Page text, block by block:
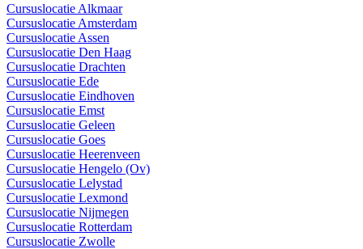
Cursuslocatie Alkmaar
Cursuslocatie Amsterdam
Cursuslocatie Assen
Cursuslocatie Den Haag
Cursuslocatie Drachten
Cursuslocatie Ede
Cursuslocatie Eindhoven
Cursuslocatie Emst
Cursuslocatie Geleen
Cursuslocatie Goes
Cursuslocatie Heerenveen
Cursuslocatie Hengelo (Ov)
Cursuslocatie Lelystad
Cursuslocatie Lexmond
Cursuslocatie Nijmegen
Cursuslocatie Rotterdam
Cursuslocatie Zwolle